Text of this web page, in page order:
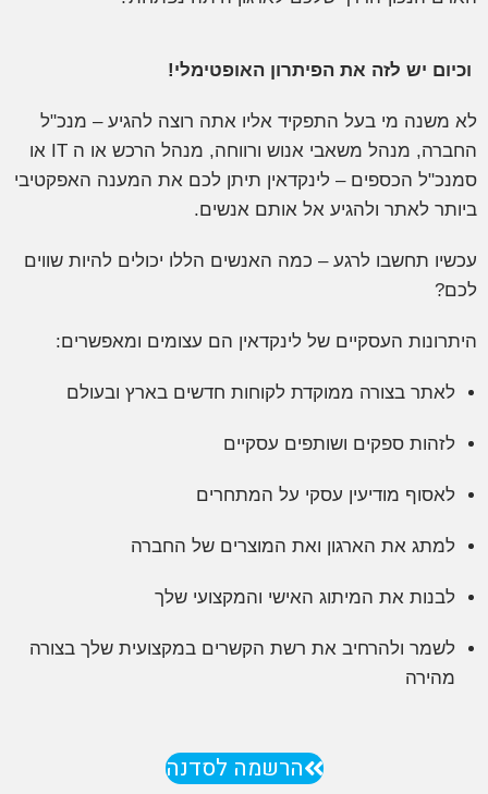
וכיום יש לזה את הפיתרון האופטימלי!
לא משנה מי בעל התפקיד אליו אתה רוצה להגיע – מנכ"ל
החברה, מנהל משאבי אנוש ורווחה, מנהל הרכש או ה IT או
סמנכ"ל הכספים – לינקדאין תיתן לכם את המענה האפקטיבי
ביותר לאתר ולהגיע אל אותם אנשים.
עכשיו תחשבו לרגע – כמה האנשים הללו יכולים להיות שווים
לכם?
היתרונות העסקיים של לינקדאין הם עצומים ומאפשרים:
לאתר בצורה ממוקדת לקוחות חדשים בארץ ובעולם
לזהות ספקים ושותפים עסקיים
לאסוף מודיעין עסקי על המתחרים
למתג את הארגון ואת המוצרים של החברה
לבנות את המיתוג האישי והמקצועי שלך
לשמר ולהרחיב את רשת הקשרים במקצועית שלך בצורה
מהירה
הרשמה לסדנה